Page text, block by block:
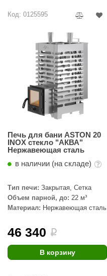
Код: 0125595
Печь для бани ASTON 20
INOX стекло "АКВА"
Нержавеющая сталь
в наличии (на складе)
Тип печи: Закрытая, Сетка
Объем парной, до: 22 м³
Материал: Нержавеющая сталь
46 340 i
В корзину